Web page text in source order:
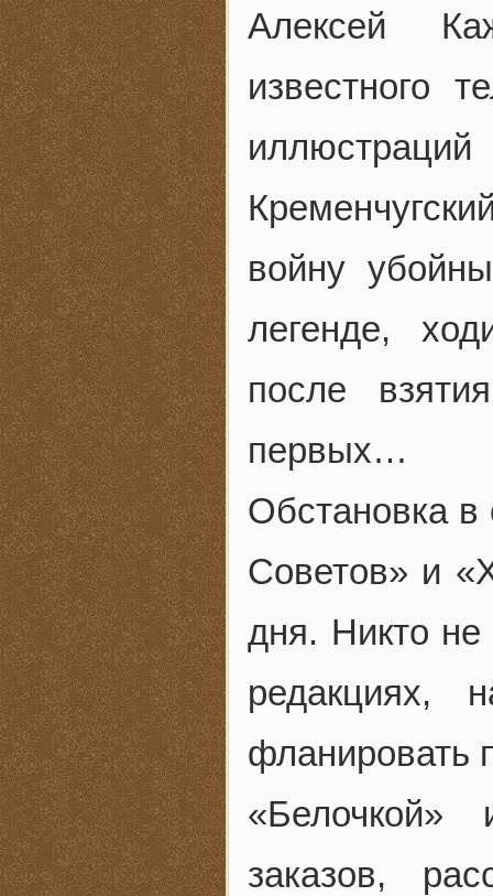
Алексей
известного
иллюстраций
войну
легенде,
после
первых…
Обстановка в
Советов» и
дня. Никто не
редакциях,
фланировать
«Белочкой»
заказов,